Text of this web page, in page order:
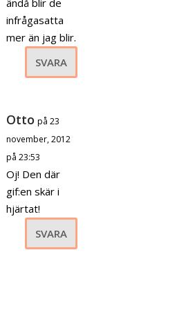
ändå blir de
infrågasatta
mer än jag blir.
SVARA
Otto på 23
november, 2012
på 23:53
Oj! Den där
gif:en skär i
hjärtat!
SVARA